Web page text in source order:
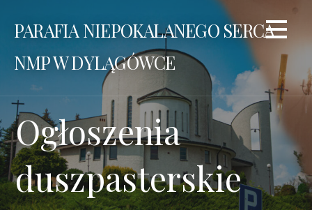
PARAFIA NIEPOKALANEGO SERCA
NMP W DYLĄGÓWCE
Ogłoszenia
duszpasterskie